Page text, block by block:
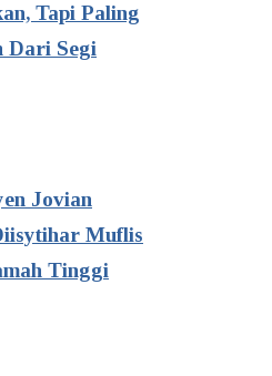
Tapi Paling
Dari Segi
Jovian
Muflis
Tinggi